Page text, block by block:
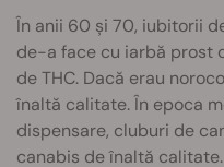
În anii 60 și 70, iubitorii
de-a face cu iarbă prost
de THC. Dacă erau
înaltă calitate. În epoca
dispensare, cluburi de
canabis de înaltă calitate.